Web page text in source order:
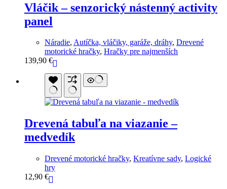
Vláčik – senzorický nástenný activity
panel
Náradie, Autíčka, vláčiky, garáže, dráhy, Drevené
motorické hračky, Hračky pre najmenších
139,90 €
Drevená tabuľa na viazanie –
medvedík
Drevené motorické hračky, Kreatívne sady, Logické
hry
12,90 €